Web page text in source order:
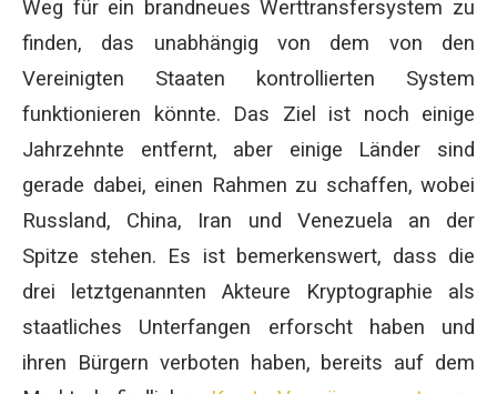
Weg für ein brandneues Werttransfersystem zu
finden, das unabhängig von dem von den
Vereinigten Staaten kontrollierten System
funktionieren könnte. Das Ziel ist noch einige
Jahrzehnte entfernt, aber einige Länder sind
gerade dabei, einen Rahmen zu schaffen, wobei
Russland, China, Iran und Venezuela an der
Spitze stehen. Es ist bemerkenswert, dass die
drei letztgenannten Akteure Kryptographie als
staatliches Unterfangen erforscht haben und
ihren Bürgern verboten haben, bereits auf dem